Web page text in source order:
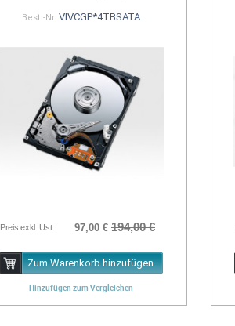
Best.-Nr.VIVCGP*4TBSATA
Preis exkl. Ust. 97,00 € 194,00 €
Zum Warenkorb hinzufügen
Hinzufügen zum Vergleichen